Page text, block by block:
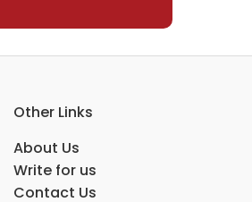
Other Links
About Us
Write for us
Contact Us